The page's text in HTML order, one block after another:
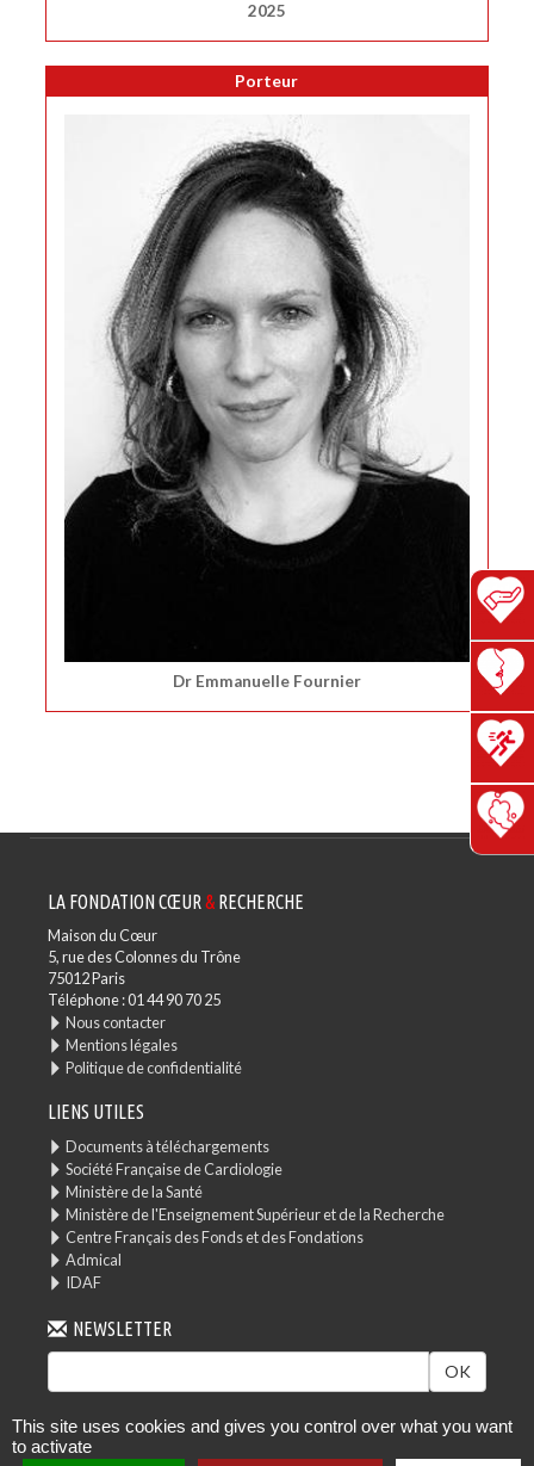
2025
Porteur
Dr Emmanuelle Fournier
LA FONDATION CŒUR& RECHERCHE
Maison du Cœur
5, rue des Colonnes du Trône
75012 Paris
Téléphone : 01 44 90 70 25
Nous contacter
Mentions légales
Politique de confidentialité
LIENS UTILES
Documents à téléchargements
Société Française de Cardiologie
Ministère de la Santé
Ministère de l'Enseignement Supérieur et de la Recherche
Centre Français des Fonds et des Fondations
Admical
IDAF
NEWSLETTER
OK
This site uses cookies and gives you control over what you want
to activate